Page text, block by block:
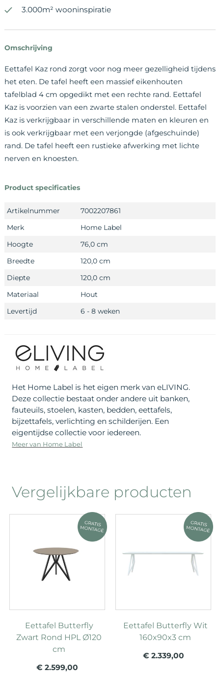
3.000m² wooninspiratie
Omschrijving
Eettafel Kaz rond zorgt voor nog meer gezelligheid tijdens
het eten. De tafel heeft een massief eikenhouten
tafelblad 4 cm opgedikt met een rechte rand. Eettafel
Kaz is voorzien van een zwarte stalen onderstel. Eettafel
Kaz is verkrijgbaar in verschillende maten en kleuren en
is ook verkrijgbaar met een verjongde (afgeschuinde)
rand. De tafel heeft een rustieke afwerking met lichte
nerven en knoesten.
Product specificaties
Artikelnummer
7002207861
Merk
Home Label
Hoogte
76,0 cm
Breedte
120,0 cm
Diepte
120,0 cm
Materiaal
Hout
Levertijd
6 - 8 weken
Het Home Label is het eigen merk van eLIVING.
Deze collectie bestaat onder andere uit banken,
fauteuils, stoelen, kasten, bedden, eettafels,
bijzettafels, verlichting en schilderijen. Een
eigentijdse collectie voor iedereen.
Meer van Home Label
Vergelijkbare producten
Eettafel Butterfly
Zwart Rond HPL Ø120
cm
€ 2.599,00
Eettafel Butterfly Wit
160x90x3 cm
€ 2.339,00